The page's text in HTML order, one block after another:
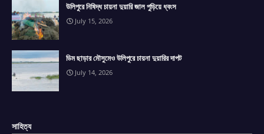
উলিপুরে নিষিদ্ধ চায়না দুয়ারি জাল পুড়িয়ে ধ্বংস
July 15, 2026
ডিম ছাড়ার মৌসুমেও উলিপুরে চায়না দুয়ারির দাপট
July 14, 2026
সাহিত্য